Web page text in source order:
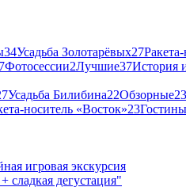
34Усадьба Золотарёвых27
Фотосессии2Лучшие37История
Усадьба Билибина22Обзорные23
носитель «Восток»23